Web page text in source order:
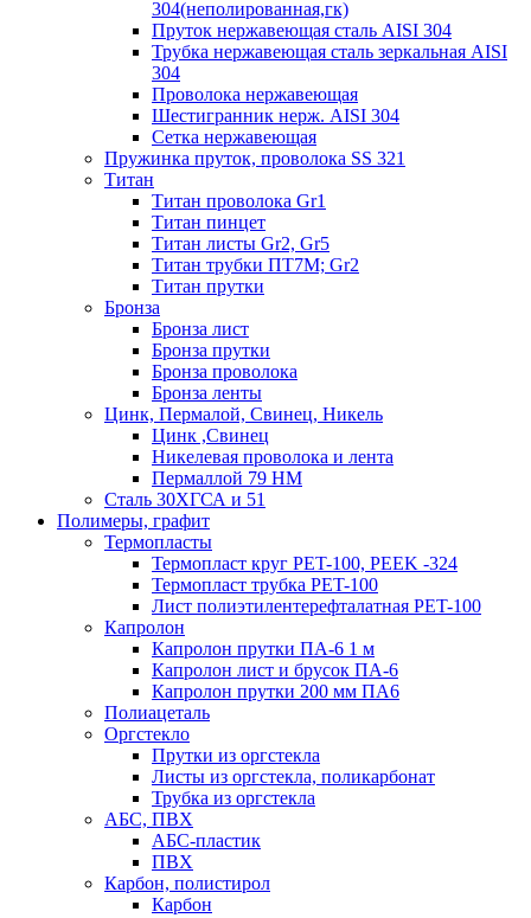
304(неполированная,гк)
Пруток нержавеющая сталь AISI 304
Трубка нержавеющая сталь зеркальная AISI
304
Проволока нержавеющая
Шестигранник нерж. AISI 304
Сетка нержавеющая
Пружинка пруток, проволока SS 321
Титан
Титан проволока Gr1
Титан пинцет
Титан листы Gr2, Gr5
Титан трубки ПТ7М; Gr2
Титан прутки
Бронза
Бронза лист
Бронза прутки
Бронза проволока
Бронза ленты
Цинк, Пермалой, Свинец, Никель
Цинк ,Свинец
Никелевая проволока и лента
Пермаллой 79 НМ
Сталь 30ХГСА и 51
Полимеры, графит
Термопласты
Термопласт круг PET-100, PEEK -324
Термопласт трубка PET-100
Лист полиэтилентерефталатная PET-100
Капролон
Капролон прутки ПА-6 1 м
Капролон лист и брусок ПА-6
Капролон прутки 200 мм ПА6
Полиацеталь
Оргстекло
Прутки из оргстекла
Листы из оргстекла, поликарбонат
Трубка из оргстекла
АБС, ПВХ
АБС-пластик
ПВХ
Карбон, полистирол
Карбон